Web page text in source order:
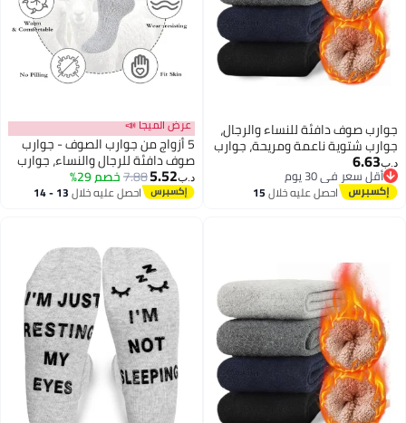
صوف دافئة للنساء والرجال،
شتوية ناعمة ومريحة، جوارب
سميكة محبوكة (5 أزواج)
6.63
أقل سعر في 30 يوم
أقل سعر في 30 يوماحصل عليه خلال15
اغسطس
عرض الميجا 📣
5 أزواج من جوارب الصوف - جوارب
صوف دافئة للرجال والنساء، جوارب
فريق فائقة النعومة وجوارب
الأحذية، جوارب مسحوبة سميكة
5.52
7.88خصم 29%
احصل عليه خلال 13 - 14